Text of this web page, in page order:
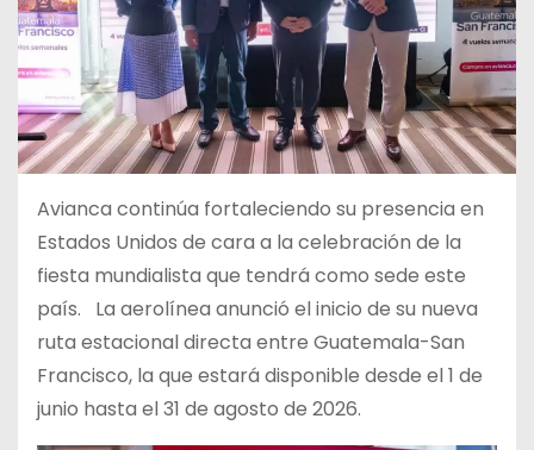
Avianca continúa fortaleciendo su presencia en
Estados Unidos de cara a la celebración de la
fiesta mundialista que tendrá como sede este
país. La aerolínea anunció el inicio de su nueva
ruta estacional directa entre Guatemala-San
Francisco, la que estará disponible desde el 1 de
junio hasta el 31 de agosto de 2026.